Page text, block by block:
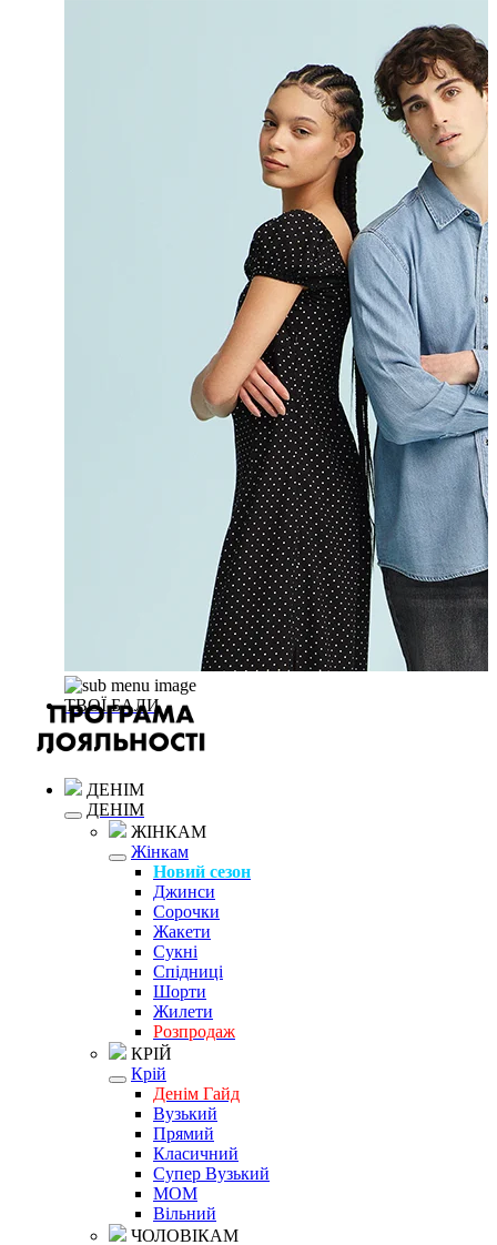
ТВОЇ БАЛИ
ДЕНІМ
ДЕНІМ
ЖІНКАМ
Жінкам
Новий сезон
Джинси
Сорочки
Жакети
Сукні
Спідниці
Шорти
Жилети
Розпродаж
КРІЙ
Крій
Денім Гайд
Вузький
Прямий
Класичний
Супер Вузький
MOM
Вільний
ЧОЛОВІКАМ